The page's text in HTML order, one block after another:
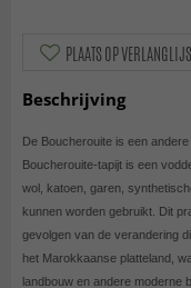
PLAATS OP
Beschrijving
De Boucherouite is een
Boucherouite-tapijt is een
wol, katoen, garen,
kunnen worden gebruikt. Dit
gevolgen van de verandering
het Marokkaanse platteland,
landbouw en andere moderne